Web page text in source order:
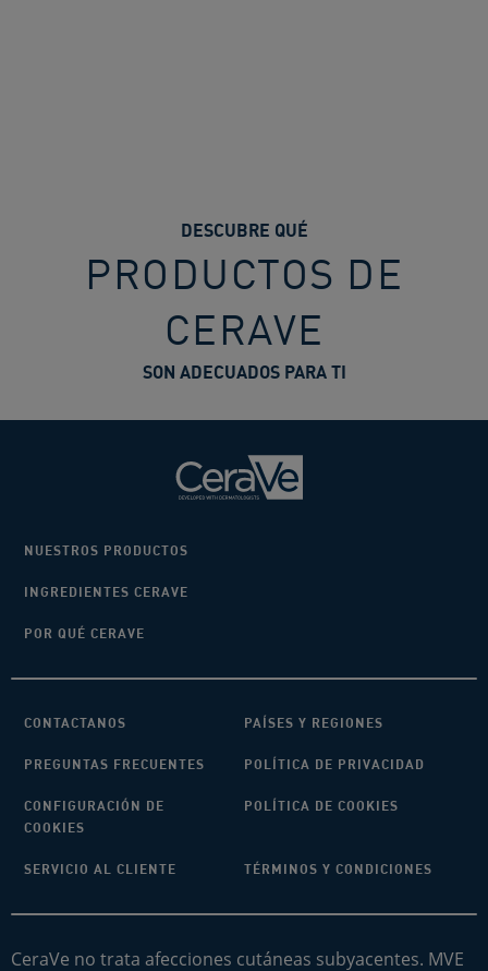
DESCUBRE QUÉ
PRODUCTOS DE
CERAVE
SON ADECUADOS PARA TI
NUESTROS PRODUCTOS
INGREDIENTES CERAVE
POR QUÉ CERAVE
CONTACTANOS PAÍSES Y REGIONES
PREGUNTAS FRECUENTES POLÍTICA DE PRIVACIDAD
CONFIGURACIÓN DE
COOKIES
POLÍTICA DE COOKIES
SERVICIO AL CLIENTE TÉRMINOS Y CONDICIONES
CeraVe no trata afecciones cutáneas subyacentes. MVE